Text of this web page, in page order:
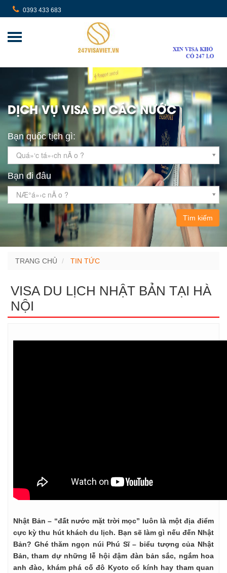
0393 433 683
DỊCH VỤ VISA ĐI CÁC NƯỚC
Bạn quốc tịch gì:
Quá»‘c tá»‹ch nÃ o ?
Bạn đi đâu
NÆ°á»›c nÃ o ?
Tìm kiếm
TRANG CHỦ TIN TỨC
VISA DU LỊCH NHẬT BẢN TẠI HÀ
NỘI
Nhật Bản – “đất nước mặt trời mọc” luôn là một địa điểm
cực kỳ thu hút khách du lịch. Bạn sẽ làm gì nếu đến Nhật
Bản? Ghé thăm ngọn núi Phú Sĩ – biểu tượng của Nhật
Bản, tham dự những lễ hội đậm đàn bản sắc, ngắm hoa
anh đào, khám phá cố đô Kyoto cổ kính hay tham quan